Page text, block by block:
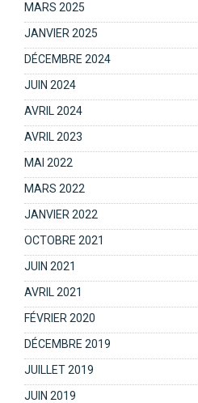
MARS 2025
JANVIER 2025
DÉCEMBRE 2024
JUIN 2024
AVRIL 2024
AVRIL 2023
MAI 2022
MARS 2022
JANVIER 2022
OCTOBRE 2021
JUIN 2021
AVRIL 2021
FÉVRIER 2020
DÉCEMBRE 2019
JUILLET 2019
JUIN 2019